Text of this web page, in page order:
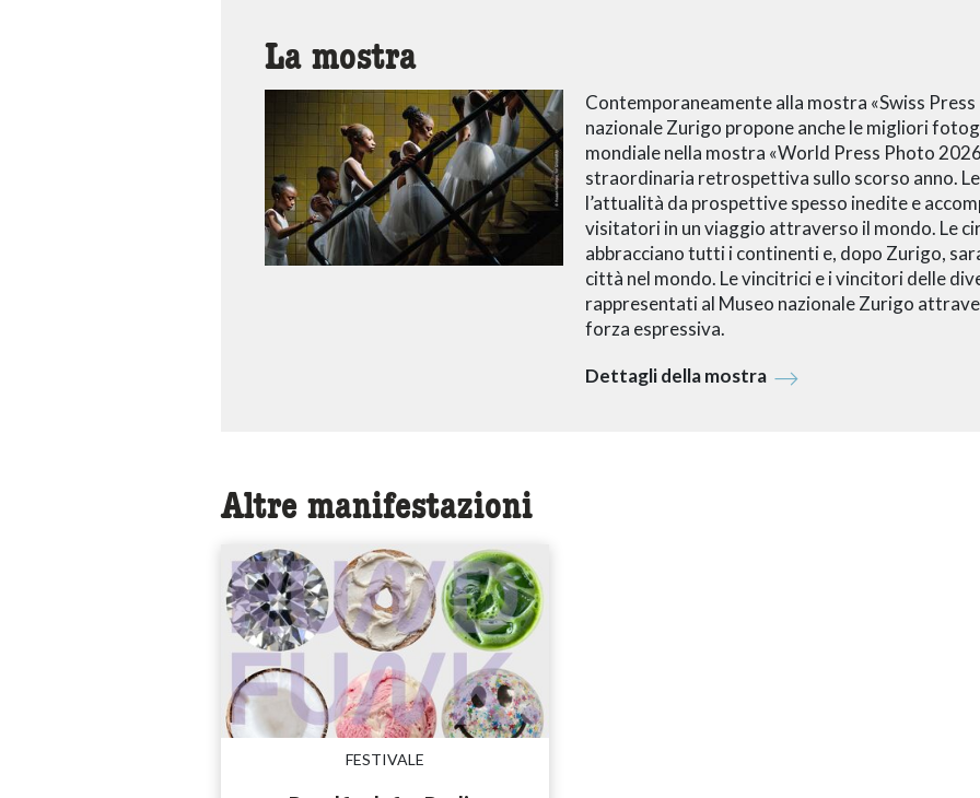
La mostra
Contemporaneamente alla mostra «Swiss
nazionale Zurigo propone anche le migliori
mondiale nella mostra «World Press Photo
straordinaria retrospettiva sullo scorso anno.
l’attualità da prospettive spesso inedite e
visitatori in un viaggio attraverso il mondo. Le
abbracciano tutti i continenti e, dopo Zurigo,
città nel mondo. Le vincitrici e i vincitori delle
rappresentati al Museo nazionale Zurigo
forza espressiva.
Dettagli della mostra
Altre manifestazioni
FESTIVALE